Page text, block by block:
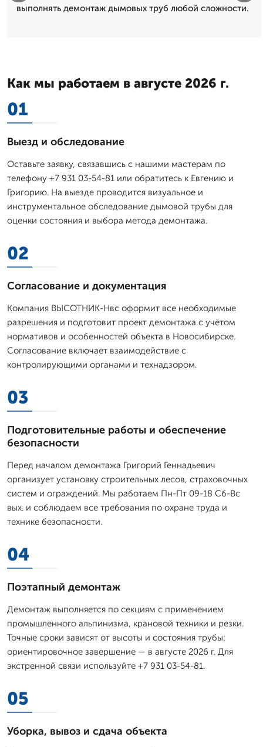
выполнять демонтаж дымовых труб любой сложности.
Как мы работаем в августе 2026 г.
01
Выезд и обследование
Оставьте заявку, связавшись с нашими мастерам по
телефону +7 931 03-54-81 или обратитесь к Евгению и
Григорию. На выезде проводится визуальное и
инструментальное обследование дымовой трубы для
оценки состояния и выбора метода демонтажа.
02
Согласование и документация
Компания ВЫСОТНИК-Нвс оформит все необходимые
разрешения и подготовит проект демонтажа с учётом
нормативов и особенностей объекта в Новосибирске.
Согласование включает взаимодействие с
контролирующими органами и технадзором.
03
Подготовительные работы и обеспечение
безопасности
Перед началом демонтажа Григорий Геннадьевич
организует установку строительных лесов, страховочных
систем и ограждений. Мы работаем Пн-Пт 09-18 Сб-Вс
вых. и соблюдаем все требования по охране труда и
технике безопасности.
04
Поэтапный демонтаж
Демонтаж выполняется по секциям с применением
промышленного альпинизма, крановой техники и резки.
Точные сроки зависят от высоты и состояния трубы;
ориентировочное завершение — в августе 2026 г. Для
экстренной связи используйте +7 931 03-54-81.
05
Уборка, вывоз и сдача объекта